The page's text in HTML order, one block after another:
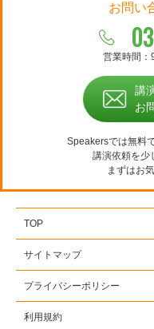
お問い
営業時間：
講
お
Speakersでは無料
講演依頼を少
まずはお
TOP
サイトマップ
プライバシーポリシー
利用規約